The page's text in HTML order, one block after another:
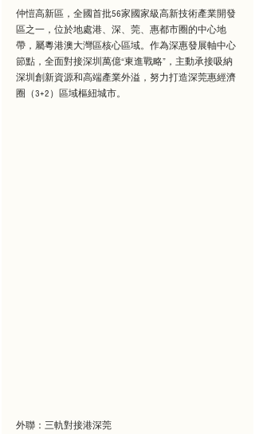
仲愷高新區，全國首批56家國家級高新技術產業開發
區之一，位於地處港、深、莞、惠都市圈的中心地
帶，屬粵港澳大灣區核心區域。作為深惠發展軸中心
節點，全面對接深圳萬億“東進戰略”，主動承接吸納
深圳創新資源和高端產業外溢，努力打造深莞惠經濟
圈（3+2）區域樞紐城市。
外聯：三軌對接港深莞